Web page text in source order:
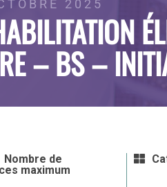
2025
– BS –
Nombre de
maximum